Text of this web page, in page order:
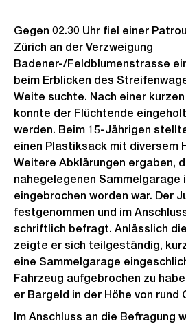
Gegen 02.30 Uhr fiel einer
Zürich an der Verzweigung
Badener-/Feldblumenstrasse
beim Erblicken des
Weite suchte. Nach einer
konnte der Flüchtende
werden. Beim 15-Jährigen
einen Plastiksack mit diversem
Weitere Abklärungen ergaben,
nahegelegenen Sammelgarage
eingebrochen worden war. Der
festgenommen und im
schriftlich befragt. Anlässlich
zeigte er sich teilgeständig,
eine Sammelgarage
Fahrzeug aufgebrochen zu
er Bargeld in der Höhe von rund
Im Anschluss an die Befragung